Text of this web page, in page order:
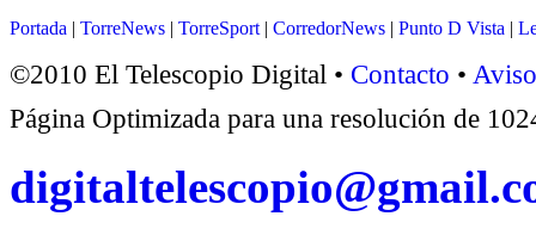
Portada | TorreNews | TorreSport | CorredorNews | Punto D Vista |
©2010 El Telescopio Digital • Contacto •
Página Optimizada para una resolución de